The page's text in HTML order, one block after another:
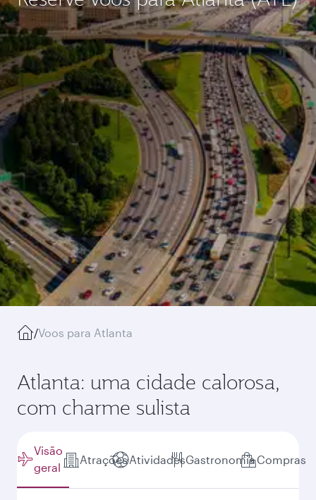
/Voos para Atlanta
Atlanta: uma cidade calorosa,
com charme sulista
Visão
geral
AtraçõesAtividadesGastronomiaCompras